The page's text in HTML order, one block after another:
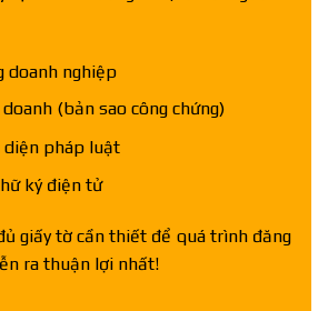
doanh nghiệp
(bản sao công chứng)
diện pháp luật
ký điện tử
giấy tờ cần thiết để quá trình đăng
ra thuận lợi nhất!